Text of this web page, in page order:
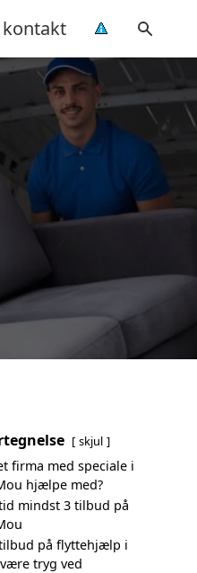
skjul
firma med speciale i
hjælpe med?
mindst 3 tilbud på
på flyttehjælp i
tryg ved